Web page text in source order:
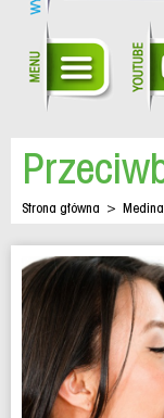
Strona główna >